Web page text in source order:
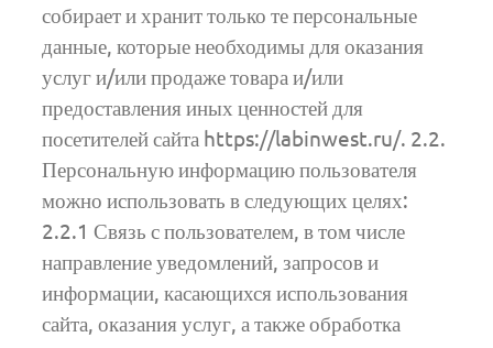
собирает и хранит только те персональные
данные, которые необходимы для оказания
услуг и/или продаже товара и/или
предоставления иных ценностей для
посетителей сайта https://labinwest.ru/. 2.2.
Персональную информацию пользователя
можно использовать в следующих целях:
2.2.1 Связь с пользователем, в том числе
направление уведомлений, запросов и
информации, касающихся использования
сайта, оказания услуг, а также обработка